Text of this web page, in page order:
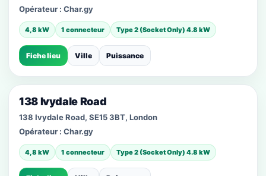
Opérateur : Char.gy
4,8 kW 1 connecteur Type 2 (Socket Only) 4.8 kW
Fiche lieu Ville Puissance
138 Ivydale Road
138 Ivydale Road, SE15 3BT, London
Opérateur : Char.gy
4,8 kW 1 connecteur Type 2 (Socket Only) 4.8 kW